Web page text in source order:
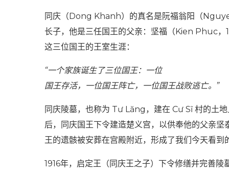
同庆（Dong Khanh）的真名是阮福翁阳（
长子，他是三任国王的父亲：坚福（Kien Phuc
这三位国王的王室生涯：
“一个家族诞生了三位国王：一位
国王存活，一位国王阵亡，一位国王战败逃亡。”
同庆陵墓，也称为 Tư Lăng，建在 Cư Sĩ 村的土
后，同庆国王下令建造楚义宫，以供奉他的父亲
王的遗骸被安葬在宫殿附近，形成了我们今天看到
1916年，启定王（同庆王之子）下令修缮并完善